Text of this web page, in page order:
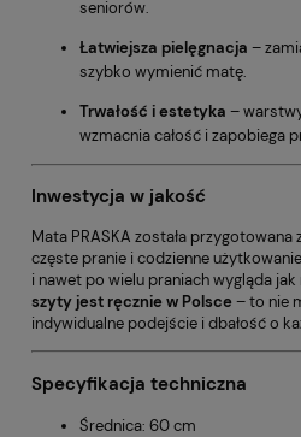
seniorów.
Łatwiejsza pielęgnacja –
szybko wymienić matę.
Trwałość i estetyka –
wzmacnia całość i zapobiega
Inwestycja w jakość
Mata PRASKA została
częste pranie i codzienne
i nawet po wielu praniach wygląda jak
szyty jest ręcznie w Polsce– to nie
indywidualne podejście i dbałość o
Specyfikacja techniczna
Średnica: 60 cm